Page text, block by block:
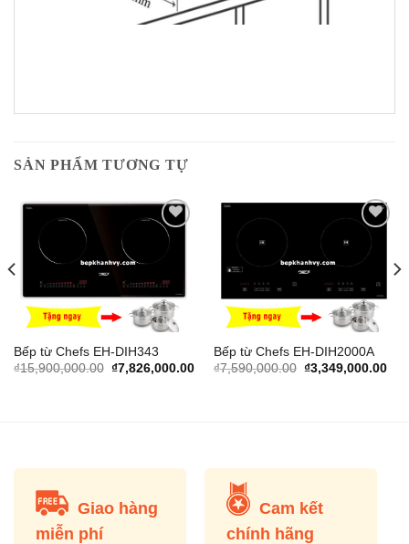
SẢN PHẨM TƯƠNG TỰ
Add to
Bếp từ Chefs EH-DIH343
₫15,900,000.00 Original
₫7,826,000.00Current
Wishlist
Bếp từ Chefs EH-DIH2000A
₫7,590,000.00 Original
₫3,349,000.00
Giao hàng
miễn phí
Cam kết
chính hãng